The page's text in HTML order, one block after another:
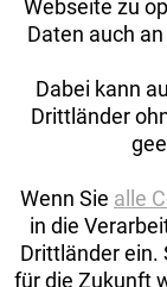
Webseite zu
Daten auch
Dabei kann
Drittländer
Wenn Sie alle
in die
Drittländer ein.
für die Zukunft